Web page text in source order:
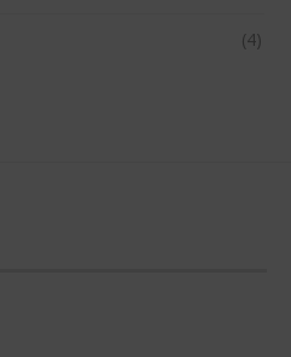
(4)